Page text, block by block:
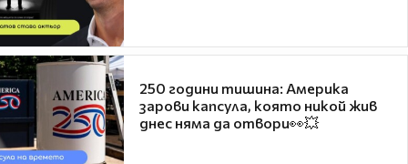
250 години тишина: Америка
зарови капсула, която никой жив
днес няма да отвори👀💥